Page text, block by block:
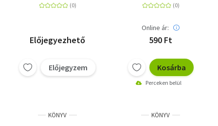
Előjegyezhető
Előjegyzem
Online ár:
590 Ft
Kosárba
Perceken belül
KÖNYV KÖNYV